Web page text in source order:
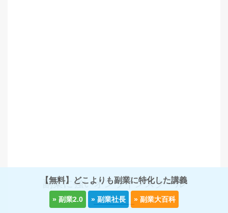
副業に強いオンラインスクール
【無料】どこよりも副業に特化した講義